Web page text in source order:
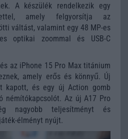
A készülék rendelkezik egy
amely felgyorsítja az
váltást, valamint egy 48 MP-es
optikai zoommal és USB-C
az iPhone 15 Pro Max titánium
amely erős és könnyű. Új
kapott, és egy új Action gomb
némítókapcsolót. Az új A17 Pro
nagyobb teljesítményt és
élményt nyújt.